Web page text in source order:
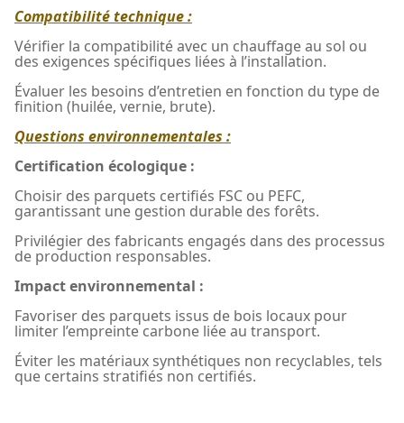
Compatibilité technique :
Vérifier la compatibilité avec un chauffage au sol ou
des exigences spécifiques liées à l’installation.
Évaluer les besoins d’entretien en fonction du type de
finition (huilée, vernie, brute).
Questions environnementales :
Certification écologique :
Choisir des parquets certifiés FSC ou PEFC,
garantissant une gestion durable des forêts.
Privilégier des fabricants engagés dans des processus
de production responsables.
Impact environnemental :
Favoriser des parquets issus de bois locaux pour
limiter l’empreinte carbone liée au transport.
Éviter les matériaux synthétiques non recyclables, tels
que certains stratifiés non certifiés.